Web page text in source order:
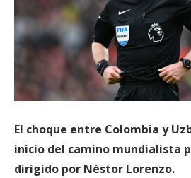
El choque entre Colombia y
inicio del camino mundialista
dirigido por Néstor Lorenzo.